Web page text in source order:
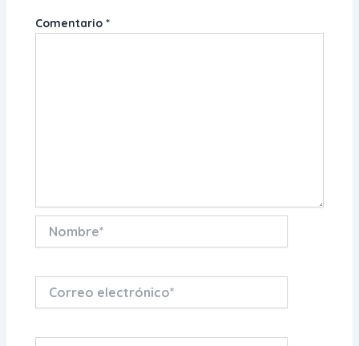
Comentario*
electrónico*